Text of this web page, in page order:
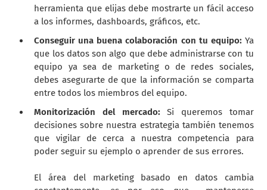
herramienta que elijas debe mostrarte un fácil acceso
a los informes, dashboards, gráficos, etc.
Conseguir una buena colaboración con tu equipo: Ya
que los datos son algo que debe administrarse con tu
equipo ya sea de marketing o de redes sociales,
debes asegurarte de que la información se comparta
entre todos los miembros del equipo.
Monitorización del mercado:Si queremos tomar
decisiones sobre nuestra estrategia también tenemos
que vigilar de cerca a nuestra competencia para
poder seguir su ejemplo o aprender de sus errores.
El área del marketing basado en datos cambia